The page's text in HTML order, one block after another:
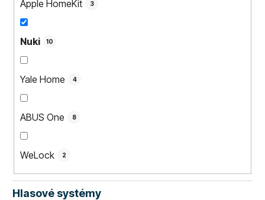
Apple HomeKit 3
Nuki 10
Yale Home 4
ABUS One 8
WeLock 2
Hlasové systémy